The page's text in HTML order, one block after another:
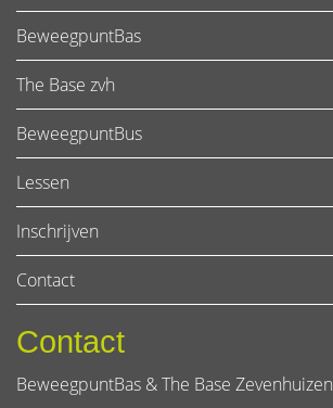
BeweegpuntBas
The Base zvh
BeweegpuntBus
Lessen
Inschrijven
Contact
Contact
BeweegpuntBas & The Base Zevenhuizen